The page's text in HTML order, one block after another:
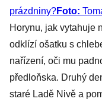
prázdniny?Foto:
Horynu, jak vytahuje
odklízí ošatku s
nařízení, oči mu
předloňska. Druhý
staré Ladě Nivě a